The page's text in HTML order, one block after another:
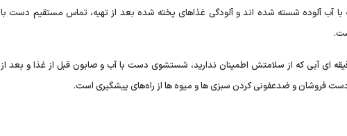
با آب آلوده شسته شده اند و آلودگی غذاهای پخته شده بعد از تهیه، تماس مستقیم دست با
ای آبی که از سلامتش اطمینان ندارید، شستشوی دست با آب و صابون قبل از غذا و بعد از
دست فروشان و ضدعفونی کردن سبزی ها و میوه ها از راه‌های پیشگیری است.